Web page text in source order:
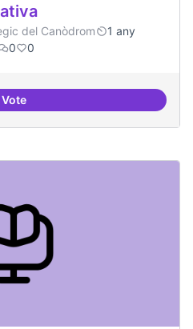
del Canòdrom
1 any
0 0
VoteRelatoria col·laborativa